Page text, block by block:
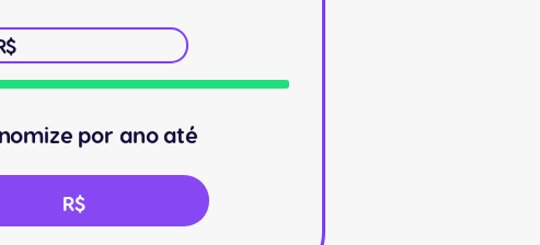
por ano até
R$